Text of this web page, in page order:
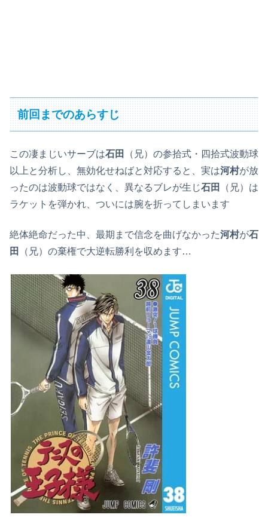
前回までのあらすじ
この凄まじいサーブは石田
（兄）の参拾式・四拾式波動球
以上と分析し、無効化せねばと対応すると、実は河村が放
ったのは波動球ではなく、異なるブレが生じ石田
（兄）は
ラケットを弾かれ、ついには腕を折ってしまいます
絶体絶命だった中、最期まで信念を曲げなかった河村が石
田
（兄）の棄権で大逆転勝利を収めます…